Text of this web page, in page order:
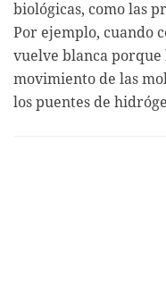
biológicas, como las
Por ejemplo, cuando
vuelve blanca
movimiento de las
los puentes de